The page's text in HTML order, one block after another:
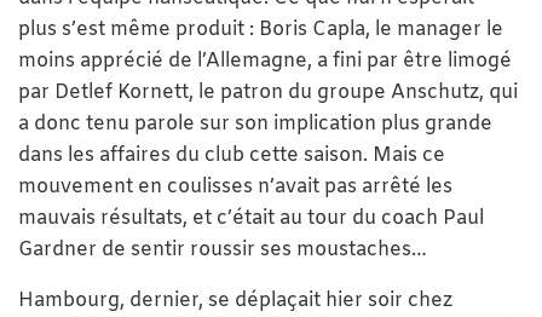
plus s’est même produit : Boris Capla, le manager le
moins apprécié de l’Allemagne, a fini par être limogé
par Detlef Kornett, le patron du groupe Anschutz, qui
a donc tenu parole sur son implication plus grande
dans les affaires du club cette saison. Mais ce
mouvement en coulisses n’avait pas arrêté les
mauvais résultats, et c’était au tour du coach Paul
Gardner de sentir roussir ses moustaches…
Hambourg, dernier, se déplaçait hier soir chez